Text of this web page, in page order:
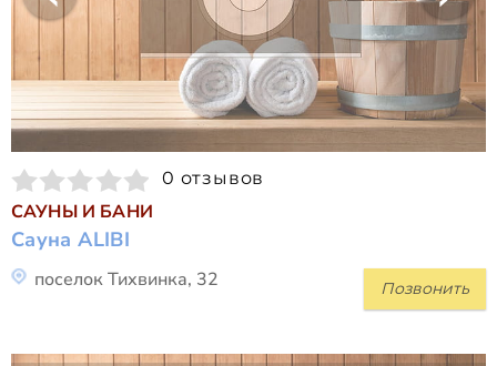
0 отзывов
САУНЫ И БАНИ
Сауна ALIBI
Позвонить
поселок Тихвинка, 32